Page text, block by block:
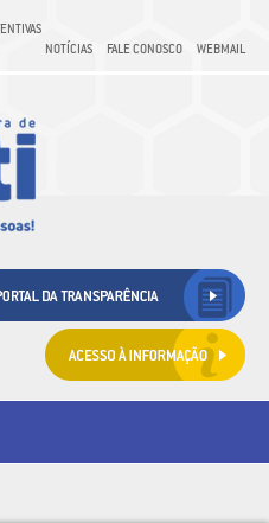
NOTÍCIAS
FALE CONOSCO WEBMAIL